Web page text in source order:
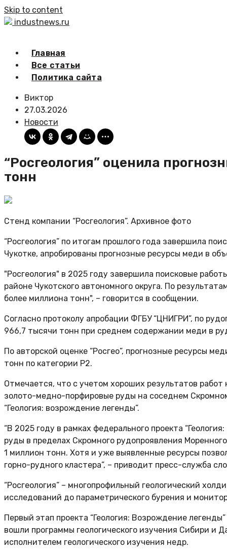
Skip to content
industnews.ru
Главная
Все статьи
Политика сайта
Виктор
27.03.2026
Новости
“Росгеология” оценила
тонн
Стенд компании “Росгеология”. Архивное фото
“Росгеология” по итогам прошлого года завершила
Чукотке, апробированы прогнозные ресурсы меди в
"Росгеология" в 2025 году завершила поисковые
районе Чукотского автономного округа. По
более миллиона тонн", – говорится в сообщении.
Согласно протоколу апробации ФГБУ “ЦНИГРИ”, по
966,7 тысячи тонн при среднем содержании меди в
По авторской оценке “Росгео”, прогнозные ресурсы
тонн по категории P2.
Отмечается, что с учетом хороших результатов
золото-медно-порфировые руды на соседнем
“Геология: возрождение легенды”.
“В 2025 году в рамках федерального проекта
руды в пределах Скромного рудопроявления
1 миллион тонн. Хотя и уже выявленные ресурсы
горно-рудного кластера”, – приводит пресс-служба
“Росгеология” – многопрофильный геологический
исследований до параметрического бурения и
Первый этап проекта “Геология: Возрождение
вошли программы геологического изучения Сибири и
исполнителем геологического изучения недр.